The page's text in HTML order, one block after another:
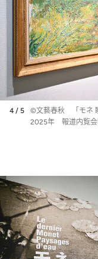
4 / 5
©文藝春秋 「モネ
2025年 報道内覧会